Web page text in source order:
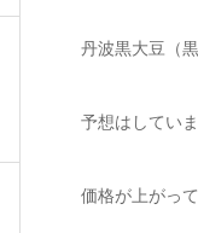
丹波黒大豆（
予想はしてい
価格が上がっ